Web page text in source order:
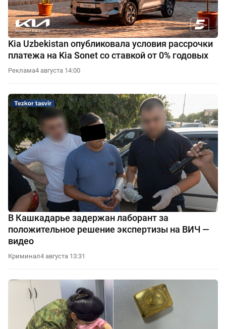
Kia Uzbekistan опубликовала условия рассрочки
платежа на Kia Sonet со ставкой от 0% годовых
Реклама4 августа 14:00
В Кашкадарье задержан лаборант за
положительное решение экспертизы на ВИЧ —
видео
Криминал4 августа 13:31